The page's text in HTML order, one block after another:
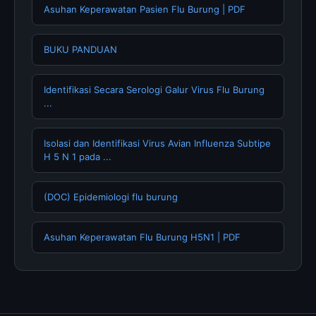
Asuhan Keperawatan Pasien Flu Burung | PDF
BUKU PANDUAN
Identifikasi Secara Serologi Galur Virus Flu Burung
...
Isolasi dan Identifikasi Virus Avian Influenza Subtipe
H 5 N 1 pada ...
(DOC) Epidemiologi flu burung
Asuhan Keperawatan Flu Burung H5N1 | PDF